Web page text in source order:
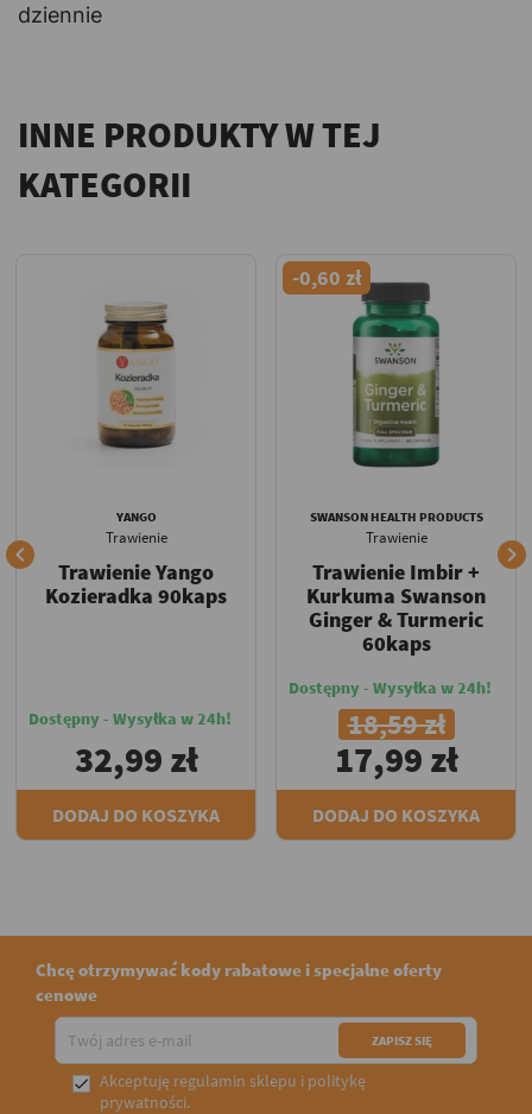
dziennie
INNE PRODUKTY W TEJ
KATEGORII

YANGO
Trawienie
Trawienie Yango
Kozieradka 90kaps
Dostępny - Wysyłka w 24h!
32,99 zł
DODAJ DO KOSZYKA
-0,60 zł
SWANSON HEALTH PRODUCTS
Trawienie
Trawienie Imbir +
Kurkuma Swanson
Ginger & Turmeric
60kaps
Dostępny - Wysyłka w 24h!
18,59 zł
17,99 zł
DODAJ DO KOSZYKA

Chcę otrzymywać kody rabatowe i specjalne oferty
cenowe
 Akceptuję regulamin sklepu i politykę
prywatności.